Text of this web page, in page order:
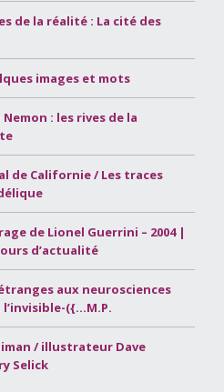
de la réalité : La cité des
images et mots
: les rives de la
de Californie / Les traces
de Lionel Guerrini – 2004 |
d’actualité
étranges aux neurosciences
({…M.P.
/ illustrateur Dave
Selick